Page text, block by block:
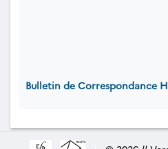
Bulletin de Correspondance